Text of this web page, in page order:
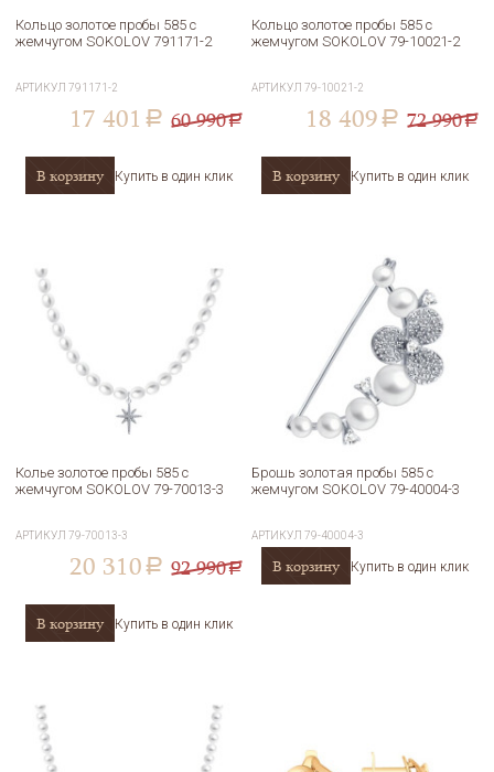
Кольцо золотое пробы 585 с
жемчугом SOKOLOV 791171-2
АРТИКУЛ791171-2
17 401 a 60 990a
В корзину Купить в один клик
Кольцо золотое пробы 585 с
жемчугом SOKOLOV 79-10021-2
АРТИКУЛ79-10021-2
18 409 a 72 990a
В корзину Купить в один клик
Колье золотое пробы 585 с
жемчугом SOKOLOV 79-70013-3
АРТИКУЛ79-70013-3
20 310 a 92 990a
В корзину Купить в один клик
Брошь золотая пробы 585 с
жемчугом SOKOLOV 79-40004-3
АРТИКУЛ79-40004-3
В корзину Купить в один клик